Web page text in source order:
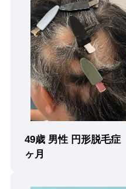
49歳 男性 円形脱毛症
ヶ月